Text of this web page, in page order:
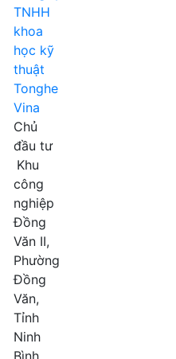
TNHH
khoa
học kỹ
thuật
Tonghe
Vina
Chủ
đầu tư
Khu
công
nghiệp
Đồng
Văn II,
Phường
Đồng
Văn,
Tỉnh
Ninh
Bình,